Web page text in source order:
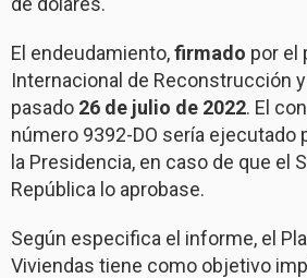
El endeudamiento,firmado por el
Internacional de Reconstrucción
pasado 26 de julio de 2022. El
número 9392-DO sería ejecutado
la Presidencia, en caso de que el
República lo aprobase.
Según especifica el informe, el
Viviendas tiene como objetivo